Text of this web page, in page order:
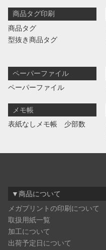
商品タグ印刷
商品タグ
型抜き商品タグ
ペーパーファイル
ペーパーファイル
メモ帳
表紙なしメモ帳 少部数
▼商品について
メガプリントの印刷について
取扱用紙一覧
加工について
出荷予定日について